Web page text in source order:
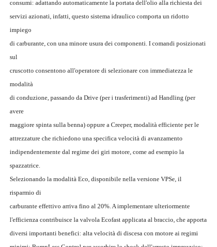
consumi: adattando automaticamente la portata dell'olio alla richiesta dei
servizi azionati, infatti, questo sistema idraulico comporta un ridotto
impiego
di carburante, con una minore usura dei componenti. I comandi posizionati
sul
cruscotto consentono all'operatore di selezionare con immediatezza le
modalità
di conduzione, passando da Drive (per i trasferimenti) ad Handling (per
avere
maggiore spinta sulla benna) oppure a Creeper, modalità efficiente per le
attrezzature che richiedono una specifica velocità di avanzamento
indipendentemente dal regime dei giri motore, come ad esempio la
spazzatrice.
Selezionando la modalità Eco, disponibile nella versione VPSe, il
risparmio di
carburante effettivo arriva fino al 20%. A implementare ulteriormente
l'efficienza contribuisce la valvola Ecofast applicata al braccio, che apporta
diversi importanti benefici: alta velocità di discesa con motore ai regimi